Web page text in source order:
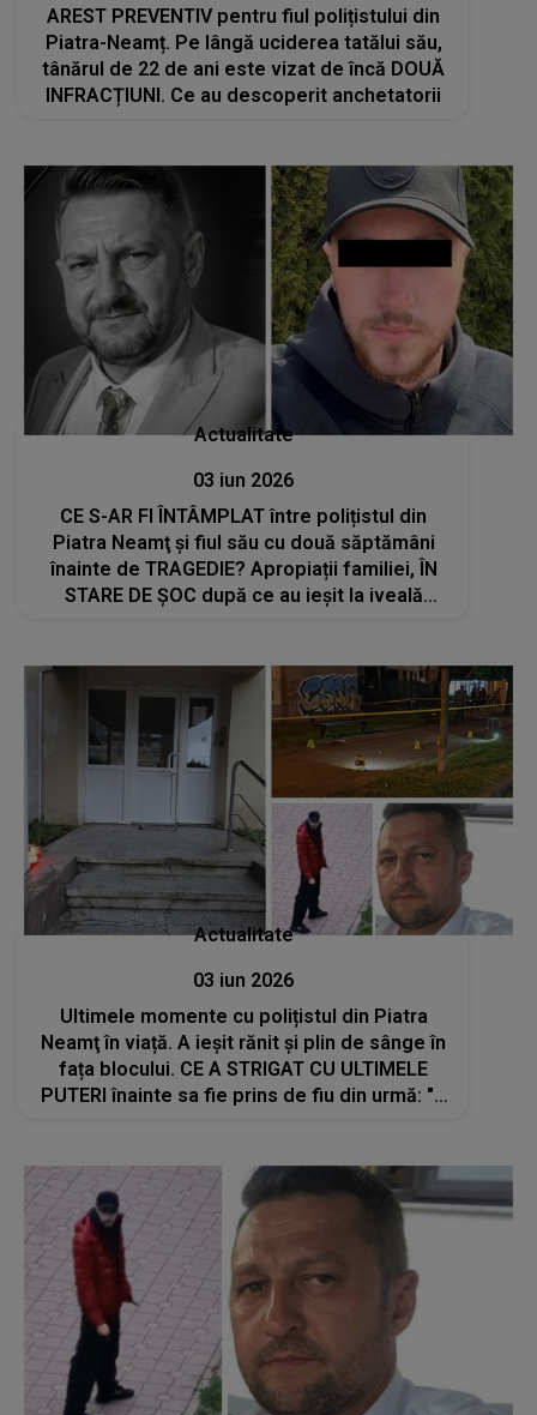
AREST PREVENTIV pentru fiul polițistului din
Piatra-Neamț. Pe lângă uciderea tatălui său,
tânărul de 22 de ani este vizat de încă DOUĂ
INFRACȚIUNI. Ce au descoperit anchetatorii
Actualitate
03 iun 2026
CE S-AR FI ÎNTÂMPLAT între polițistul din
Piatra Neamţ și fiul său cu două săptămâni
înainte de TRAGEDIE? Apropiații familiei, ÎN
STARE DE ȘOC după ce au ieșit la iveală
Actualitate
03 iun 2026
Ultimele momente cu polițistul din Piatra
Neamţ în viață. A ieșit rănit și plin de sânge în
fața blocului. CE A STRIGAT CU ULTIMELE
PUTERI înainte sa fie prins de fiu din urmă: "I-